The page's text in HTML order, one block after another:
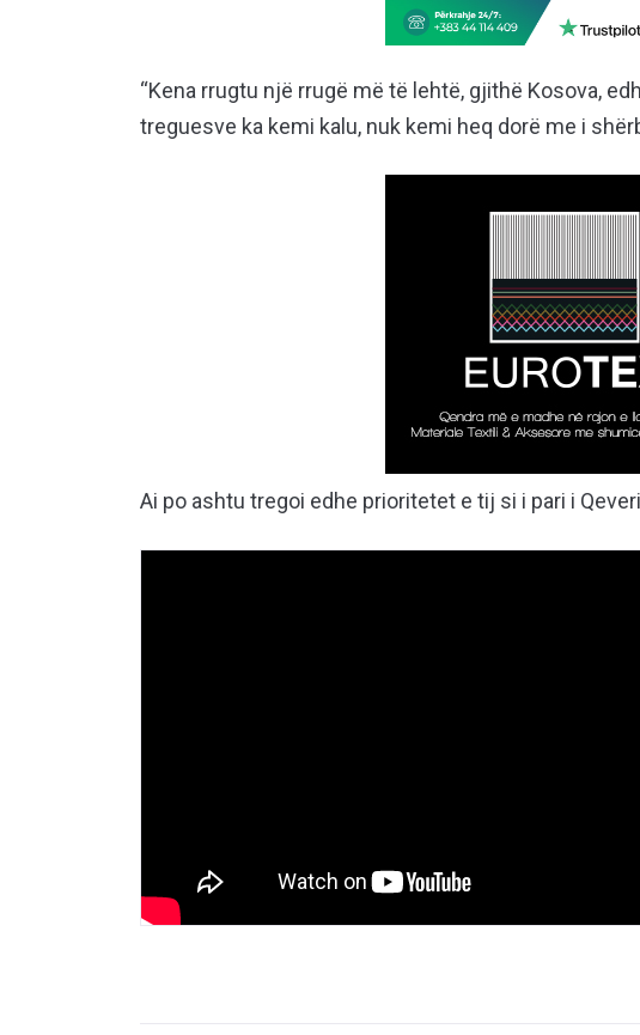
“Kena rrugtu një rrugë më të lehtë, gjithë Kosova,
treguesve ka kemi kalu, nuk kemi heq dorë me i
Ai po ashtu tregoi edhe prioritetet e tij si i pari i